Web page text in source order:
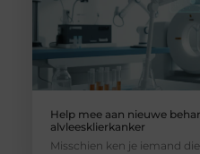
Help mee aan nieuwe
alvleesklierkanker
Misschien ken je iemand